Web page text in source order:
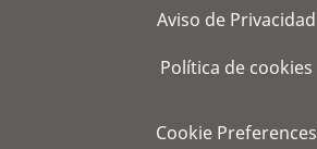
Aviso de Privacidad
Política de cookies
Cookie Preferences